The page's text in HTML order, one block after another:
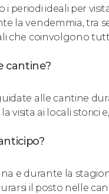
periodi ideali per
la vendemmia, tra
che coinvolgono
cantine?
alle cantine
visita ai locali storici
e durante la
il posto nelle